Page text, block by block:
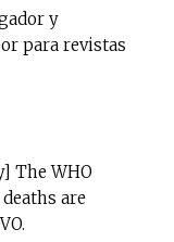
y
para revistas
The WHO
are